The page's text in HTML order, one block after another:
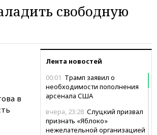
свободную
Лента новостей
00:01 Трамп заявил о
необходимости пополнения
арсенала США
вчера, 23:28 Слуцкий призвал
признать «Яблоко»
нежелательной организацией
в